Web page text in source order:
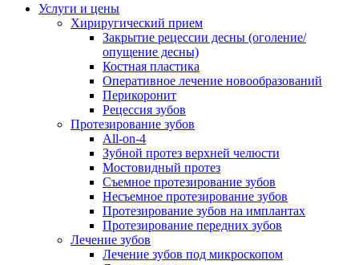
Услуги и цены
Хириругический прием
Закрытие рецессии десны (оголение/
опущение десны)
Костная пластика
Оперативное лечение новообразований
Перикоронит
Рецессия зубов
Протезирование зубов
All-on-4
Зубной протез верхней челюсти
Мостовидный протез
Съемное протезирование зубов
Несъемное протезирование зубов
Протезирование зубов на имплантах
Протезирование передних зубов
Лечение зубов
Лечение зубов под микроскопом